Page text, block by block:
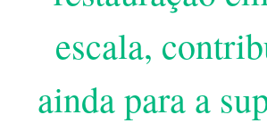
escala,
ainda para a